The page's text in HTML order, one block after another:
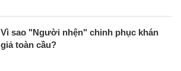
Vì sao "Người nhện" chinh phục khán
giả toàn cầu?